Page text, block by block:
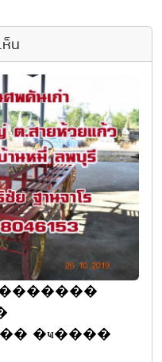
ห็น
�ҹ����